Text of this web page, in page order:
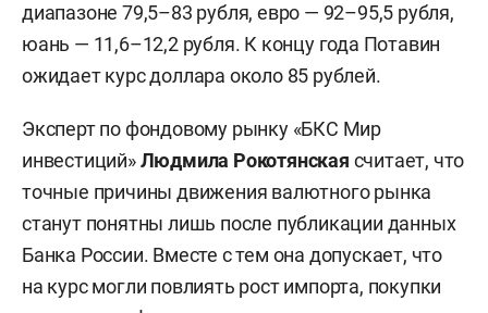
диапазоне 79,5–83 рубля, евро — 92–95,5 рубля,
юань — 11,6–12,2 рубля. К концу года Потавин
ожидает курс доллара около 85 рублей.
Эксперт по фондовому рынку «БКС Мир
инвестиций»Людмила Рокотянская считает, что
точные причины движения валютного рынка
станут понятны лишь после публикации данных
Банка России. Вместе с тем она допускает, что
на курс могли повлиять рост импорта, покупки